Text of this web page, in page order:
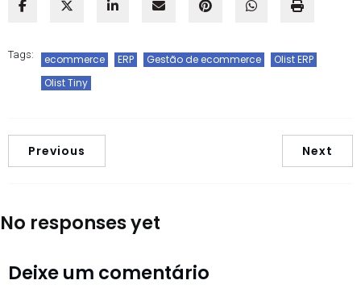
Tags: ecommerce ERP Gestão de ecommerce
Olist ERP
Olist Tiny
Previous Next
No responses yet
Deixe um comentário